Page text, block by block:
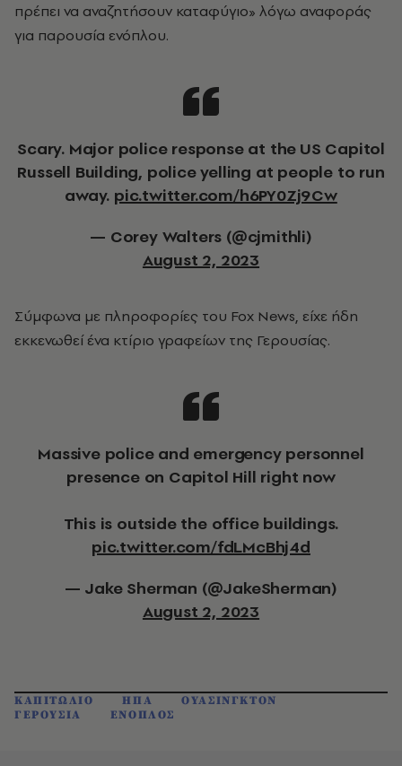
πρέπει να αναζητήσουν καταφύγιο» λόγω αναφοράς
για παρουσία ενόπλου.
Scary. Major police response at the US Capitol
Russell Building, police yelling at people to run
away. pic.twitter.com/h6PY0Zj9Cw
— Corey Walters (@cjmithli)
August 2, 2023
Σύμφωνα με πληροφορίες του Fox News, είχε ήδη
εκκενωθεί ένα κτίριο γραφείων της Γερουσίας.
Massive police and emergency personnel
presence on Capitol Hill right now
This is outside the office buildings.
pic.twitter.com/fdLMcBhj4d
— Jake Sherman (@JakeSherman)
August 2, 2023
ΚΑΠΙΤΩΛΙΟ ΗΠΑ
ΟΥΑΣΙΝΓΚΤΟΝ
ΓΕΡΟΥΣΙΑ
ΕΝΟΠΛΟΣ